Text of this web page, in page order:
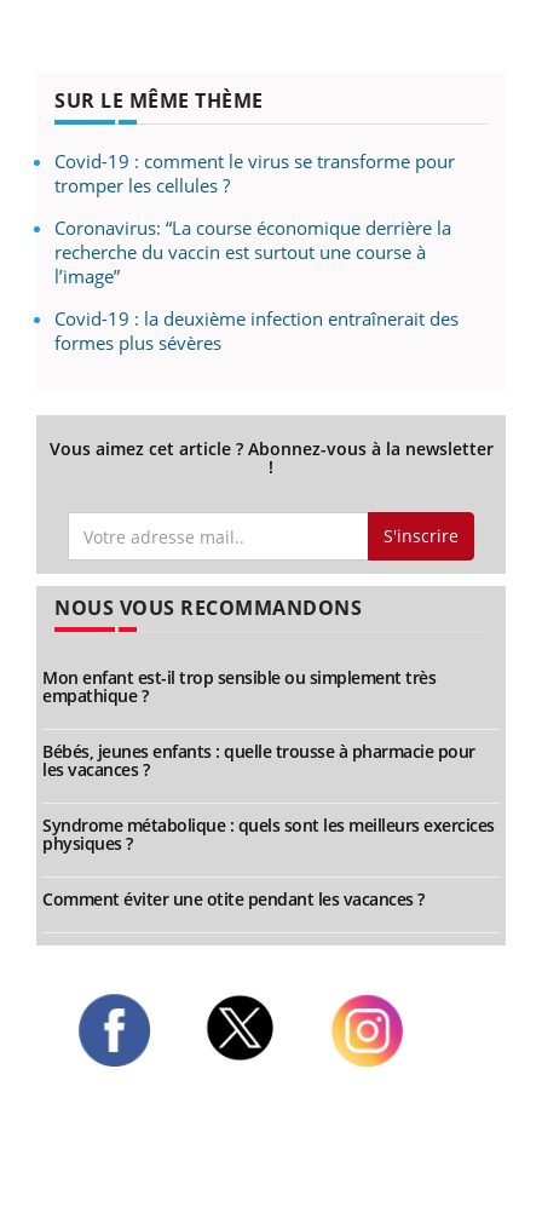
SUR LE MÊME THÈME
Covid-19 : comment le virus se transforme pour
tromper les cellules ?
Coronavirus: “La course économique derrière la
recherche du vaccin est surtout une course à
l’image”
Covid-19 : la deuxième infection entraînerait des
formes plus sévères
Vous aimez cet article ? Abonnez-vous à la newsletter
!
S'inscrire
NOUS VOUS RECOMMANDONS
Mon enfant est-il trop sensible ou simplement très
empathique ?
Bébés, jeunes enfants : quelle trousse à pharmacie pour
les vacances ?
Syndrome métabolique : quels sont les meilleurs exercices
physiques ?
Comment éviter une otite pendant les vacances ?